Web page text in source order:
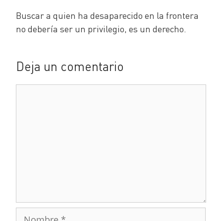
Buscar a quien ha desaparecido en la frontera
no debería ser un privilegio, es un derecho.
Deja un comentario